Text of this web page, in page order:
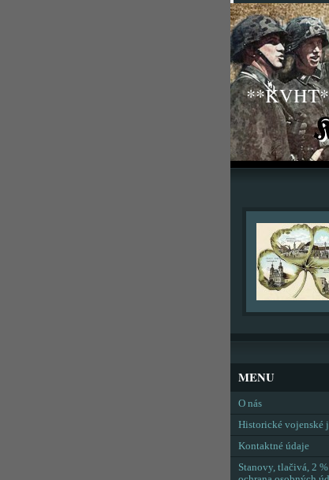
MENU
O nás
Historické vojenské
Kontaktné údaje
Stanovy, tlačivá, 2 %